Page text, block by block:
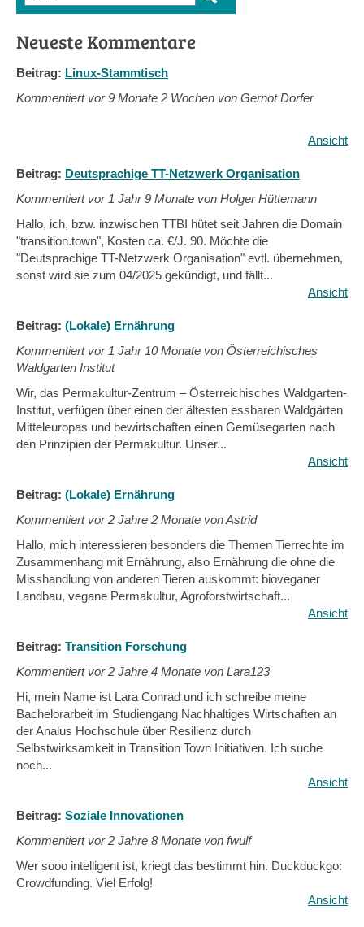
Suchformular
Neueste Kommentare
Beitrag: Linux-Stammtisch
Kommentiert vor9 Monate 2 Wochen von Gernot Dorfer
Ansicht
Beitrag: Deutsprachige TT-Netzwerk Organisation
Kommentiert vor 1 Jahr 9 Monate von Holger Hüttemann
Hallo, ich, bzw. inzwischen TTBI hütet seit Jahren die Domain
"transition.town", Kosten ca. €/J. 90. Möchte die
"Deutsprachige TT-Netzwerk Organisation" evtl. übernehmen,
sonst wird sie zum 04/2025 gekündigt, und fällt...
Ansicht
Beitrag: (Lokale) Ernährung
Kommentiert vor 1 Jahr 10 Monate von Österreichisches
Waldgarten Institut
Wir, das Permakultur-Zentrum – Österreichisches Waldgarten-
Institut, verfügen über einen der ältesten essbaren Waldgärten
Mitteleuropas und bewirtschaften einen Gemüsegarten nach
den Prinzipien der Permakultur. Unser...
Ansicht
Beitrag: (Lokale) Ernährung
Kommentiert vor2 Jahre 2 Monate von Astrid
Hallo, mich interessieren besonders die Themen Tierrechte im
Zusammenhang mit Ernährung, also Ernährung die ohne die
Misshandlung von anderen Tieren auskommt: bioveganer
Landbau, vegane Permakultur, Agroforstwirtschaft...
Ansicht
Beitrag: Transition Forschung
Kommentiert vor2 Jahre 4 Monate von Lara123
Hi, mein Name ist Lara Conrad und ich schreibe meine
Bachelorarbeit im Studiengang Nachhaltiges Wirtschaften an
der Analus Hochschule über Resilienz durch
Selbstwirksamkeit in Transition Town Initiativen. Ich suche
noch...
Ansicht
Beitrag: Soziale Innovationen
Kommentiert vor2 Jahre 8 Monate von fwulf
Wer sooo intelligent ist, kriegt das bestimmt hin. Duckduckgo:
Crowdfunding. Viel Erfolg!
Ansicht